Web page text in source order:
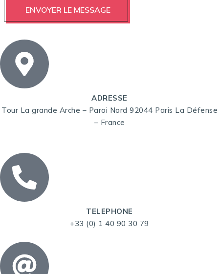
ADRESSE
Tour La grande Arche – Paroi Nord 92044 Paris La Défense
– France
TELEPHONE
+33 (0) 1 40 90 30 79